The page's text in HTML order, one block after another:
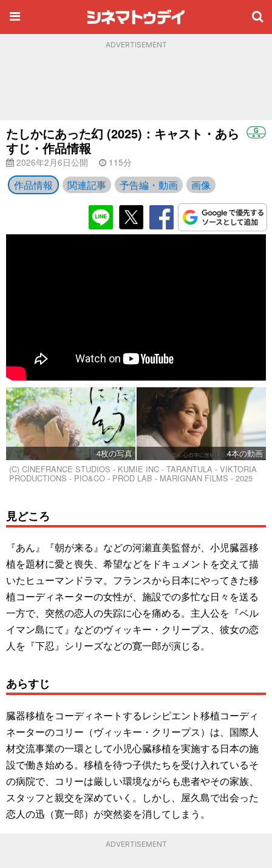
ADVERTISEMENT
たしかにあった幻 (2025)：キャスト・あら
すじ・作品情報
2026年2月6日公開 115分
作品情報 関連記事 予告編・動画 画像
4枚の写真
4本の動画
(C) CINEFRANCE STUDIOS - KUMIE INC - TARANTULA - VIKTORIA
PRODUCTIONS - PIO&CO - PROD LAB - MARIGNAN FILMS - 2025
見どころ
『あん』『朝が来る』などの河瀬直美監督が、小児臓器移
植を題材に愛と喪失、希望などをドキュメントを交えて描
いたヒューマンドラマ。フランスから日本にやってきた移
植コーディネーターの女性が、施設での多忙な日々を送る
一方で、突然の恋人の失踪に心を痛める。主人公を『ベル
イマン島にて』などのヴィッキー・クリープス、彼女の恋
人を『下忍』シリーズなどの寛一郎が演じる。
あらすじ
臓器移植をコーディネートするレシピエント移植コーディ
ネーターのコリー（ヴィッキー・クリープス）は、国際人
材交流事業の一環として小児心臓移植を実施する日本の施
設で働き始める。移植を待つ子供たちを受け入れているそ
の病院で、コリーは厳しい環境ながらも患者やその家族、
スタッフと親交を深めていく。しかし、屋久島で出会った
恋人の迅（寛一郎）が突然姿を消してしまう。
ADVERTISEMENT